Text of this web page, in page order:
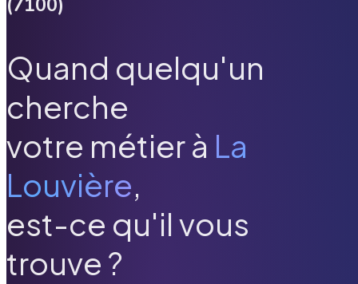
Quand quelqu'un
cherche
votre métier à La
Louvière,
est-ce qu'il vous
trouve ?